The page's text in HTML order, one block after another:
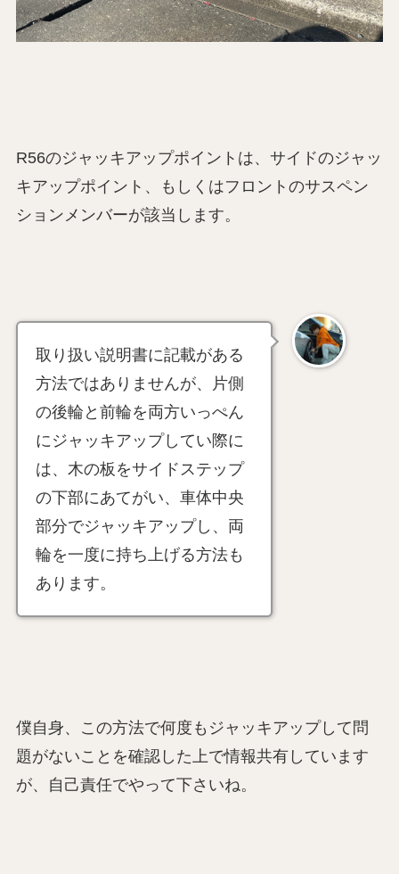
R56のジャッキアップポイントは、サイドのジャッ
キアップポイント、もしくはフロントのサスペン
ションメンバーが該当します。
取り扱い説明書に記載がある
方法ではありませんが、片側
の後輪と前輪を両方いっぺん
にジャッキアップしてい際に
は、木の板をサイドステップ
の下部にあてがい、車体中央
部分でジャッキアップし、両
輪を一度に持ち上げる方法も
あります。
僕自身、この方法で何度もジャッキアップして問
題がないことを確認した上で情報共有しています
が、自己責任でやって下さいね。